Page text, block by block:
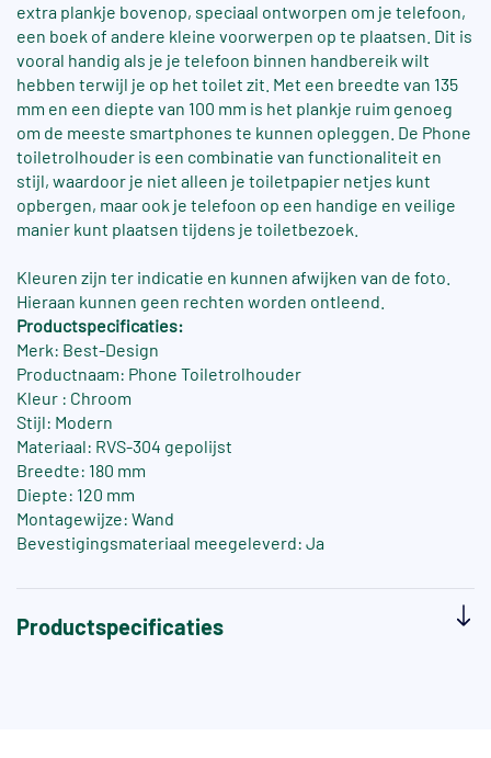
extra plankje bovenop, speciaal ontworpen om je telefoon,
een boek of andere kleine voorwerpen op te plaatsen. Dit is
vooral handig als je je telefoon binnen handbereik wilt
hebben terwijl je op het toilet zit. Met een breedte van 135
mm en een diepte van 100 mm is het plankje ruim genoeg
om de meeste smartphones te kunnen opleggen. De Phone
toiletrolhouder is een combinatie van functionaliteit en
stijl, waardoor je niet alleen je toiletpapier netjes kunt
opbergen, maar ook je telefoon op een handige en veilige
manier kunt plaatsen tijdens je toiletbezoek.
Kleuren zijn ter indicatie en kunnen afwijken van de foto.
Hieraan kunnen geen rechten worden ontleend.
Productspecificaties:
Merk: Best-Design
Productnaam: Phone Toiletrolhouder
Kleur : Chroom
Stijl: Modern
Materiaal: RVS-304 gepolijst
Breedte: 180 mm
Diepte: 120 mm
Montagewijze: Wand
Bevestigingsmateriaal meegeleverd: Ja
Productspecificaties